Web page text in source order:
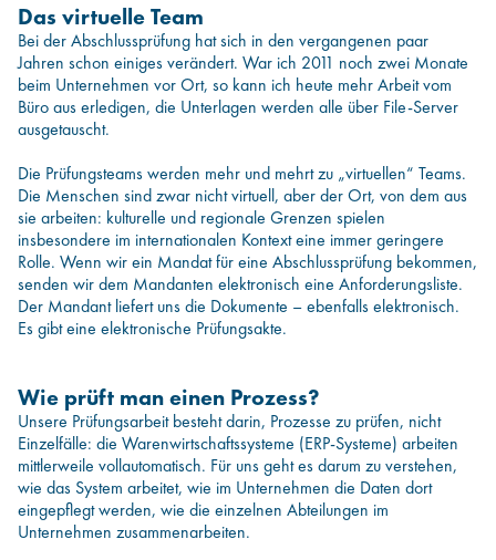
Das virtuelle Team
Bei der Abschlussprüfung hat sich in den vergangenen paar
Jahren schon einiges verändert. War ich 2011 noch zwei Monate
beim Unternehmen vor Ort, so kann ich heute mehr Arbeit vom
Büro aus erledigen, die Unterlagen werden alle über File-Server
ausgetauscht.
Die Prüfungsteams werden mehr und mehrt zu „virtuellen“ Teams.
Die Menschen sind zwar nicht virtuell, aber der Ort, von dem aus
sie arbeiten: kulturelle und regionale Grenzen spielen
insbesondere im internationalen Kontext eine immer geringere
Rolle. Wenn wir ein Mandat für eine Abschlussprüfung bekommen,
senden wir dem Mandanten elektronisch eine Anforderungsliste.
Der Mandant liefert uns die Dokumente – ebenfalls elektronisch.
Es gibt eine elektronische Prüfungsakte.
Wie prüft man einen Prozess?
Unsere Prüfungsarbeit besteht darin, Prozesse zu prüfen, nicht
Einzelfälle: die Warenwirtschaftssysteme (ERP-Systeme) arbeiten
mittlerweile vollautomatisch. Für uns geht es darum zu verstehen,
wie das System arbeitet, wie im Unternehmen die Daten dort
eingepflegt werden, wie die einzelnen Abteilungen im
Unternehmen zusammenarbeiten.